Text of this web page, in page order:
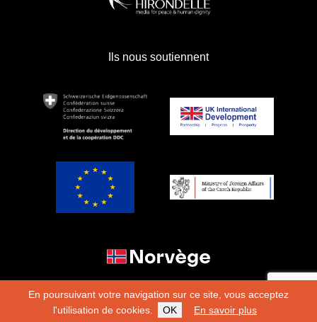
En poursuivant votre navigation sur ce site, vous acceptez
l'utilisation de cookies.
OK En savoir plus
Ils nous soutiennent